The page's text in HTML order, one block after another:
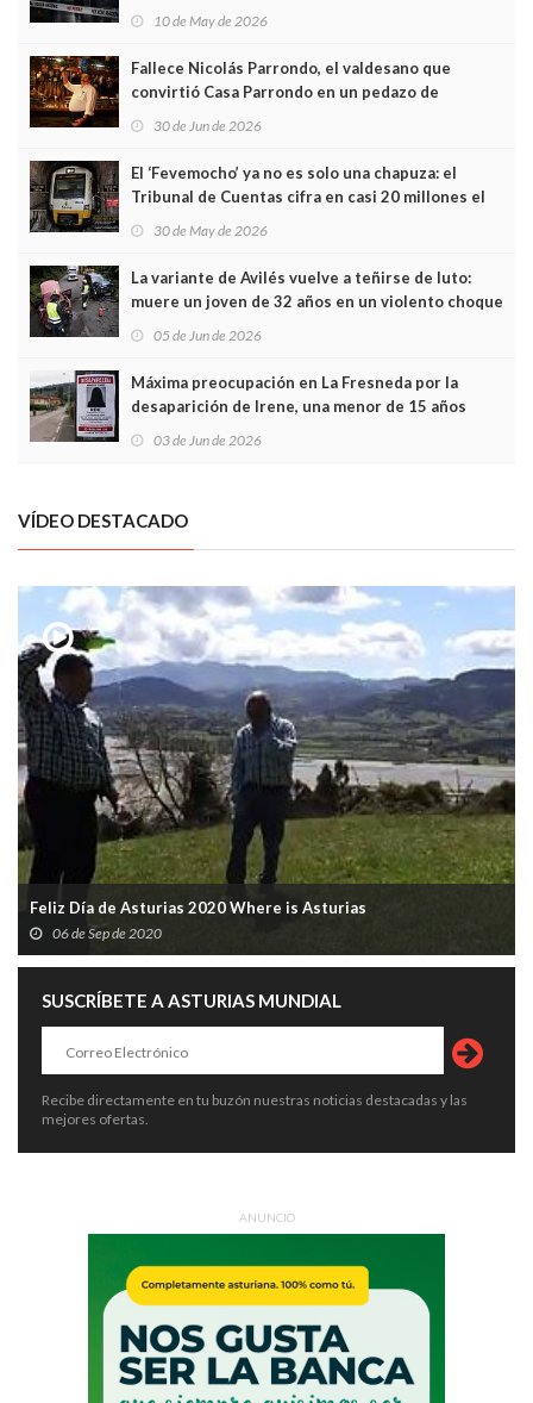
edificio y las cámaras captan sus últimos minutos
10 de May de 2026
Fallece Nicolás Parrondo, el valdesano que
convirtió Casa Parrondo en un pedazo de
Asturias en Madrid
30 de Jun de 2026
El ‘Fevemocho’ ya no es solo una chapuza: el
Tribunal de Cuentas cifra en casi 20 millones el
sobrecoste de los trenes que no cabían por los
30 de May de 2026
La variante de Avilés vuelve a teñirse de luto:
muere un joven de 32 años en un violento choque
frontal
05 de Jun de 2026
Máxima preocupación en La Fresneda por la
desaparición de Irene, una menor de 15 años
03 de Jun de 2026
VÍDEO DESTACADO
Feliz Día de Asturias 2020 Where is Asturias
06 de Sep de 2020
SUSCRÍBETE A ASTURIAS MUNDIAL
Recibe directamente en tu buzón nuestras noticias destacadas y las
mejores ofertas.
ANUNCIO